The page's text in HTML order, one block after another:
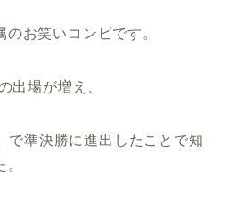
お笑いコンビです。
出場が増え、
で準決勝に進出したことで知